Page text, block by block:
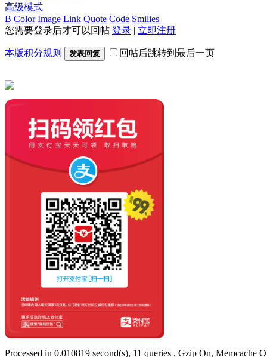
高级模式
B Color Image Link Quote Code Smilies
您需要登录后才可以回帖 登录 | 立即注册
本版积分规则 发表回复 回帖后跳转到最后一页
Processed in 0.010819 second(s), 11 queries , Gzip On, Memcache